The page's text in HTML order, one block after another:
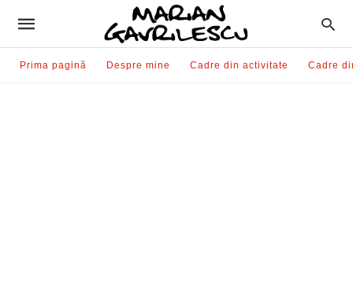
Prima pagină Despre mine Cadre din activitate Cadre